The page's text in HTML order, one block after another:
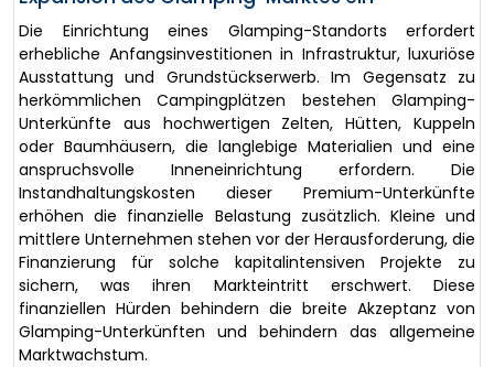
Die Einrichtung eines Glamping-Standorts erfordert
erhebliche Anfangsinvestitionen in Infrastruktur, luxuriöse
Ausstattung und Grundstückserwerb. Im Gegensatz zu
herkömmlichen Campingplätzen bestehen Glamping-
Unterkünfte aus hochwertigen Zelten, Hütten, Kuppeln
oder Baumhäusern, die langlebige Materialien und eine
anspruchsvolle Inneneinrichtung erfordern. Die
Instandhaltungskosten dieser Premium-Unterkünfte
erhöhen die finanzielle Belastung zusätzlich. Kleine und
mittlere Unternehmen stehen vor der Herausforderung, die
Finanzierung für solche kapitalintensiven Projekte zu
sichern, was ihren Markteintritt erschwert. Diese
finanziellen Hürden behindern die breite Akzeptanz von
Glamping-Unterkünften und behindern das allgemeine
Marktwachstum.